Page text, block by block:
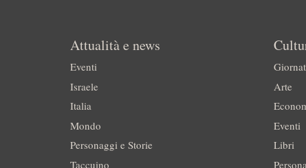
Attualità e news
Eventi
Israele
Italia
Mondo
Personaggi e Storie
Taccuino
Arte
Eventi
Libri